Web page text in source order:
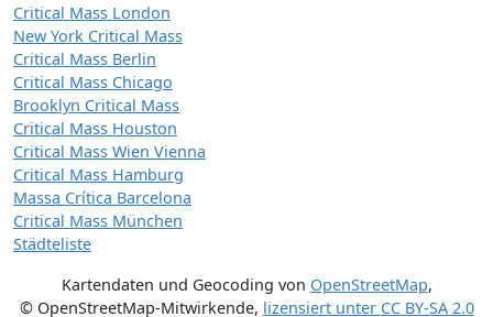
Critical Mass London
New York Critical Mass
Critical Mass Berlin
Critical Mass Chicago
Brooklyn Critical Mass
Critical Mass Houston
Critical Mass Wien Vienna
Critical Mass Hamburg
Massa Crítica Barcelona
Critical Mass München
Städteliste
Kartendaten und Geocoding von OpenStreetMap,
© OpenStreetMap-Mitwirkende, lizensiert unter CC BY-SA 2.0